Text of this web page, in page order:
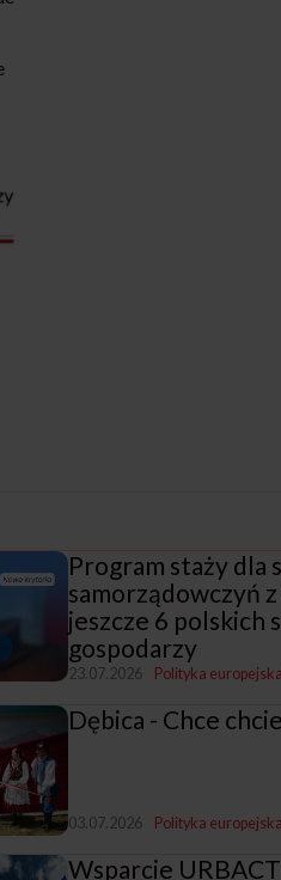
Program staży dla
samorządowczyń
jeszcze 6 polskich
gospodarzy
23.07.2026 Polityka
Dębica - Chce
03.07.2026 Polityka
Wsparcie